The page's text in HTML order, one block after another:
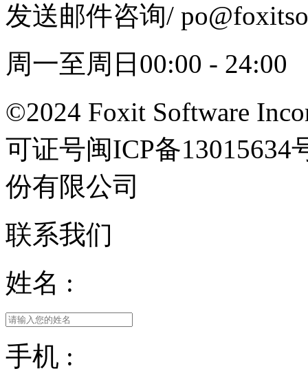
发送邮件咨询/
周一至周日00:00 - 24:00
©2024 Foxit Software
可证号闽ICP备
份有限公司
联系我们
姓名 :
手机 :